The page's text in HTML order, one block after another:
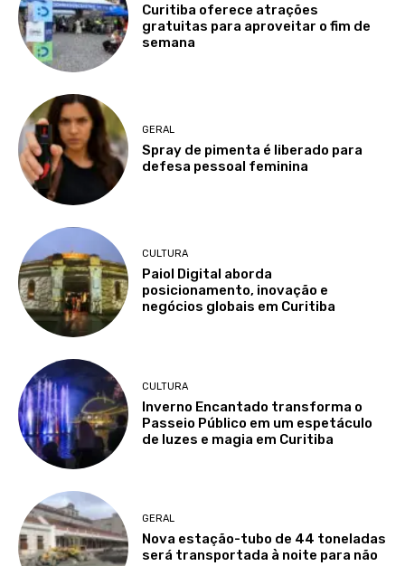
Curitiba oferece atrações
gratuitas para aproveitar o fim de
semana
GERAL
Spray de pimenta é liberado para
defesa pessoal feminina
CULTURA
Paiol Digital aborda
posicionamento, inovação e
negócios globais em Curitiba
CULTURA
Inverno Encantado transforma o
Passeio Público em um espetáculo
de luzes e magia em Curitiba
GERAL
Nova estação-tubo de 44 toneladas
será transportada à noite para não